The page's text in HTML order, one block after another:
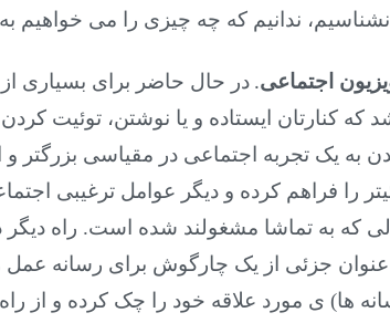
نشناسیم، ندانیم که چه چیزی را می خواهیم
اجتماعی. در حال حاضر برای بسیاری
که کنارتان ایستاده و یا نوشتن، توئیت
به یک تجربه اجتماعی در مقیاسی بزرگتر
را فراهم کرده و دیگر عوامل ترغیبی
که به تماشا مشغولند شده است. راه
عنوان جزئی از یک چارگوش برای رسانه عمل
ها) ی مورد علاقه خود را چک کرده و از